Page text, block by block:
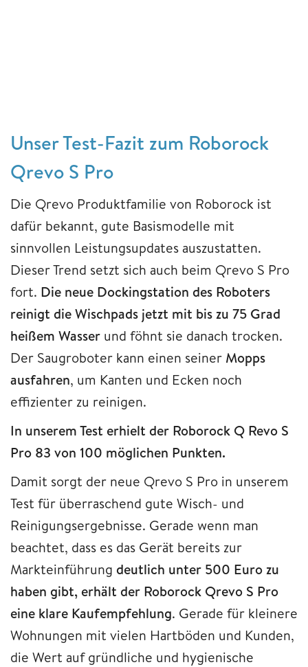
Unser Test-Fazit zum Roborock
Qrevo S Pro
Die Qrevo Produktfamilie von Roborock ist
dafür bekannt, gute Basismodelle mit
sinnvollen Leistungsupdates auszustatten.
Dieser Trend setzt sich auch beim Qrevo S Pro
fort. Die neue Dockingstation des Roboters
reinigt die Wischpads jetzt mit bis zu 75 Grad
heißem Wasser und föhnt sie danach trocken.
Der Saugroboter kann einen seiner Mopps
ausfahren, um Kanten und Ecken noch
effizienter zu reinigen.
In unserem Test erhielt der Roborock Q Revo S
Pro 83 von 100 möglichen Punkten.
Damit sorgt der neue Qrevo S Pro in unserem
Test für überraschend gute Wisch- und
Reinigungsergebnisse. Gerade wenn man
beachtet, dass es das Gerät bereits zur
Markteinführung deutlich unter 500 Euro zu
haben gibt, erhält der Roborock Qrevo S Pro
eine klare Kaufempfehlung. Gerade für kleinere
Wohnungen mit vielen Hartböden und Kunden,
die Wert auf gründliche und hygienische